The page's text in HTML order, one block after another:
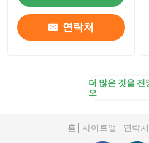
연락처
더 많은 것을 전
오
홈 사이트맵 연락처